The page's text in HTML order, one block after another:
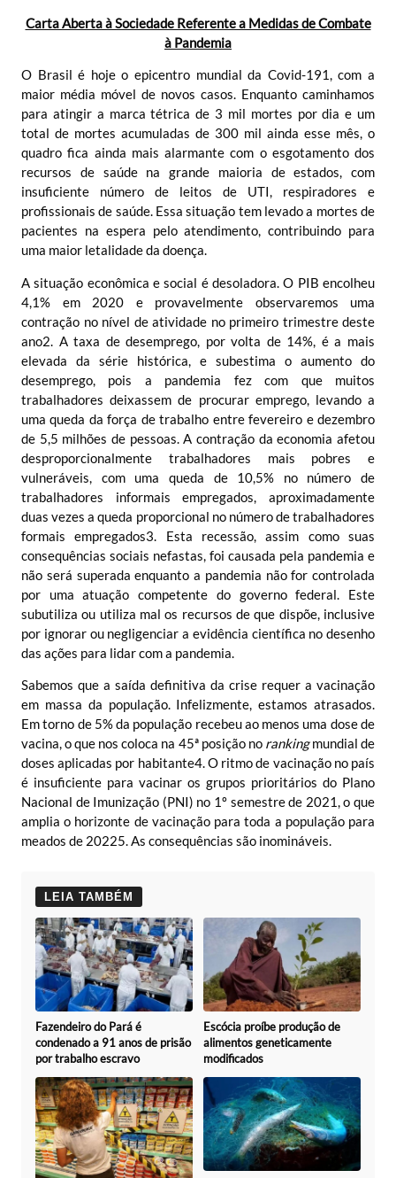
Carta Aberta à Sociedade Referente a Medidas de Combate
à Pandemia
O Brasil é hoje o epicentro mundial da Covid-191, com a
maior média móvel de novos casos. Enquanto caminhamos
para atingir a marca tétrica de 3 mil mortes por dia e um
total de mortes acumuladas de 300 mil ainda esse mês, o
quadro fica ainda mais alarmante com o esgotamento dos
recursos de saúde na grande maioria de estados, com
insuficiente número de leitos de UTI, respiradores e
profissionais de saúde. Essa situação tem levado a mortes de
pacientes na espera pelo atendimento, contribuindo para
uma maior letalidade da doença.
A situação econômica e social é desoladora. O PIB encolheu
4,1% em 2020 e provavelmente observaremos uma
contração no nível de atividade no primeiro trimestre deste
ano2. A taxa de desemprego, por volta de 14%, é a mais
elevada da série histórica, e subestima o aumento do
desemprego, pois a pandemia fez com que muitos
trabalhadores deixassem de procurar emprego, levando a
uma queda da força de trabalho entre fevereiro e dezembro
de 5,5 milhões de pessoas. A contração da economia afetou
desproporcionalmente trabalhadores mais pobres e
vulneráveis, com uma queda de 10,5% no número de
trabalhadores informais empregados, aproximadamente
duas vezes a queda proporcional no número de trabalhadores
formais empregados3. Esta recessão, assim como suas
consequências sociais nefastas, foi causada pela pandemia e
não será superada enquanto a pandemia não for controlada
por uma atuação competente do governo federal. Este
subutiliza ou utiliza mal os recursos de que dispõe, inclusive
por ignorar ou negligenciar a evidência científica no desenho
das ações para lidar com a pandemia.
Sabemos que a saída definitiva da crise requer a vacinação
em massa da população. Infelizmente, estamos atrasados.
Em torno de 5% da população recebeu ao menos uma dose de
vacina, o que nos coloca na 45ª posição no rankingmundial de
doses aplicadas por habitante4. O ritmo de vacinação no país
é insuficiente para vacinar os grupos prioritários do Plano
Nacional de Imunização (PNI) no 1º semestre de 2021, o que
amplia o horizonte de vacinação para toda a população para
meados de 20225. As consequências são inomináveis.
LEIA TAMBÉM
Fazendeiro do Pará é
condenado a 91 anos de prisão
por trabalho escravo
Escócia proíbe produção de
alimentos geneticamente
modificados